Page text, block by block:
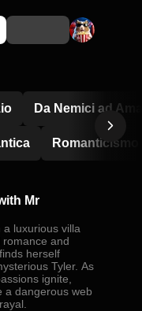
Da Nemici ad
Mr
luxurious villa
and
herself
Tyler. As
ignite,
a dangerous web